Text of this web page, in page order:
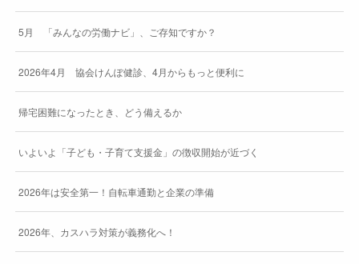
5月 「みんなの労働ナビ」、ご存知ですか？
2026年4月 協会けんぽ健診、4月からもっと便利に
帰宅困難になったとき、どう備えるか
いよいよ「子ども・子育て支援金」の徴収開始が近づく
2026年は安全第一！自転車通勤と企業の準備
2026年、カスハラ対策が義務化へ！